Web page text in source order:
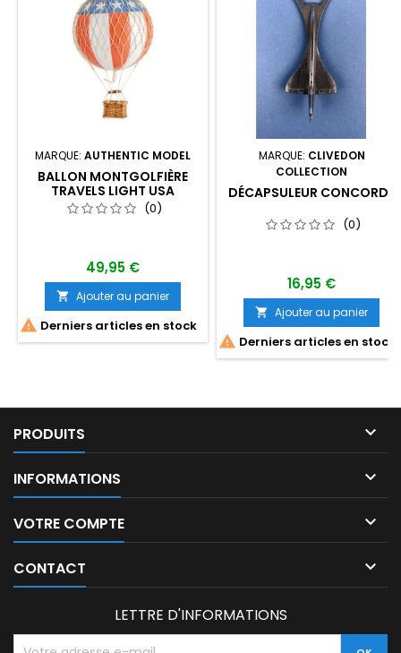
MARQUE: AUTHENTIC MODEL
BALLON MONTGOLFIÈRE
TRAVELS LIGHT USA
(0)
49,95 €
 Ajouter au panier
 Derniers articles en stock
MARQUE: CLIVEDON
COLLECTION
DÉCAPSULEUR CONCORDE
(0)
16,95 €
 Ajouter au panier
 Derniers articles en stock
PRODUITS 
INFORMATIONS 
VOTRE COMPTE 
CONTACT 
LETTRE D'INFORMATIONS